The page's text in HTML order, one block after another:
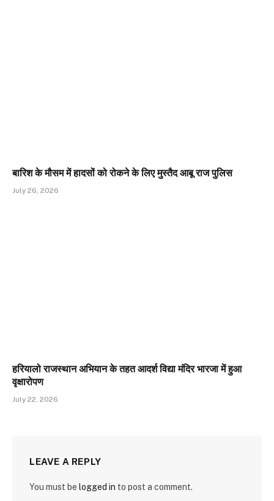
बारिश के मौसम में हादसों को रोकने के लिए मुस्तैद आबू राज पुलिस
July 26, 2026
हरियालो राजस्थान अभियान के तहत आदर्श विद्या मंदिर भारजा में हुआ
वृक्षारोपण
July 22, 2026
LEAVE A REPLY
You must be logged in to post a comment.